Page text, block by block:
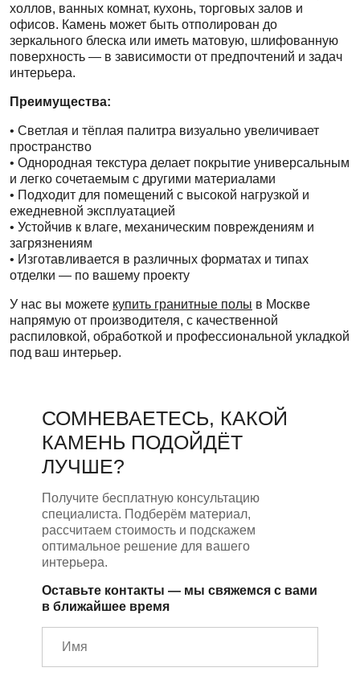
холлов, ванных комнат, кухонь, торговых залов и
офисов. Камень может быть отполирован до
зеркального блеска или иметь матовую, шлифованную
поверхность — в зависимости от предпочтений и задач
интерьера.
Преимущества:
• Светлая и тёплая палитра визуально увеличивает
пространство
• Однородная текстура делает покрытие универсальным
и легко сочетаемым с другими материалами
• Подходит для помещений с высокой нагрузкой и
ежедневной эксплуатацией
• Устойчив к влаге, механическим повреждениям и
загрязнениям
• Изготавливается в различных форматах и типах
отделки — по вашему проекту
У нас вы можете купить гранитные полы в Москве
напрямую от производителя, с качественной
распиловкой, обработкой и профессиональной укладкой
под ваш интерьер.
СОМНЕВАЕТЕСЬ, КАКОЙ
КАМЕНЬ ПОДОЙДЁТ
ЛУЧШЕ?
Получите бесплатную консультацию
специалиста. Подберём материал,
рассчитаем стоимость и подскажем
оптимальное решение для вашего
интерьера.
Оставьте контакты — мы свяжемся с вами
в ближайшее время